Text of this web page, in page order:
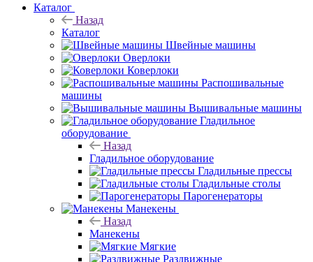
Каталог
Назад
Каталог
Швейные машины
Оверлоки
Коверлоки
Распошивальные
машины
Вышивальные машины
Гладильное
оборудование
Назад
Гладильное оборудование
Гладильные прессы
Гладильные столы
Парогенераторы
Манекены
Назад
Манекены
Мягкие
Раздвижные